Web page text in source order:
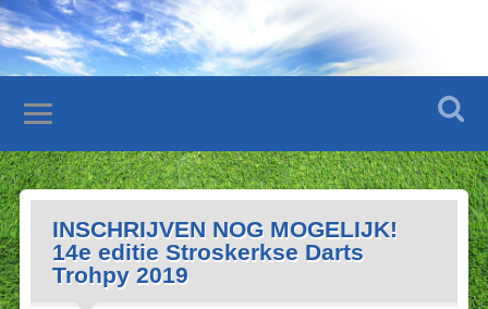
INSCHRIJVEN NOG MOGELIJK!
14e editie Stroskerkse Darts
Trohpy 2019